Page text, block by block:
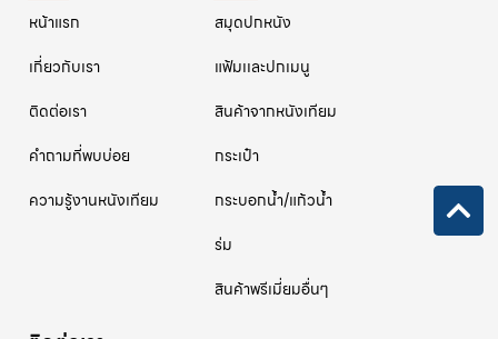
หน้าแรก
เกี่ยวกับเรา
ติดต่อเรา
คําถามที่พบบ่อย
ความรู้งานหนังเทียม
สมุดปกหนัง
แฟ้มเเละปกเมนู
สินค้าจากหนังเทียม
กระเป๋า
กระบอกน้ำ/แก้วน้ำ
ร่ม
สินค้าพรีเมี่ยมอื่นๆ